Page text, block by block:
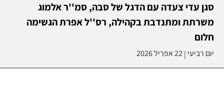
סגן עדי צעדה עם הדגל של סבה, סמ''ר אלמוג
משרתת ומתנדבת בקהילה, רס''ל אפרת הגשימה
חלום
יום רביעי |22 אפריל 2026